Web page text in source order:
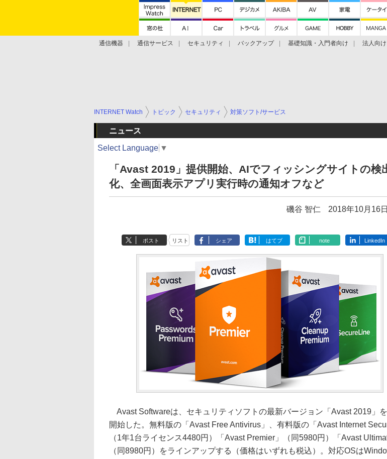
通信機器 通信サービス セキュリティ バックアップ 基礎知識・入門者向け 法人向け
INTERNET Watch トピック セキュリティ 対策ソフト/サービス
ニュース
Select Language ▼
「Avast 2019」提供開始、AIでフィッシングサイトの検
化、全画面表示アプリ実行時の通知オフなど
磯谷 智仁 2018年10月16
ポスト リスト シェア はてブ note LinkedIn
Avast Softwareは、セキュリティソフトの最新バージョン「Avast 2019」
開始した。無料版の「Avast Free Antivirus」、有料版の「Avast Internet
（1年1台ライセンス4480円）「Avast Premier」（同5980円）「Avast
（同8980円）をラインアップする（価格はいずれも税込）。対応OSは